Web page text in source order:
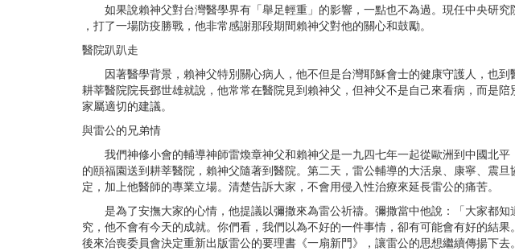
如果說賴神父對台灣醫學界有「舉足輕重」的影響，一點也不為過。現任中央研究
，打了一場防疫勝戰，他非常感謝那段期間賴神父對他的關心和鼓勵。
醫院趴趴走
因著醫學背景，賴神父特別關心病人，他不但是台灣耶穌會士的健康守護人，也到
耕莘醫院院長鄧世雄就說，他常常在醫院見到賴神父，但神父不是自己來看病，而是
家屬適切的建議。
與雷公的兄弟情
我們神修小會的輔導神師雷煥章神父和賴神父是一九四七年一起從歐洲到中國北
的頤福園送到耕莘醫院，賴神父隨著到醫院。第二天，雷公輔導的大活泉、康寧、震
定，加上他醫師的專業立場。清楚告訴大家，不會用侵入性治療來延長雷公的痛苦。
是為了安撫大家的心情，他提議以彌撒來為雷公祈禱。彌撒當中他說：「大家都
究，他不會有今天的成就。你們看，我們以為不好的一件事情，卻有可能會有好的結
後來治喪委員會決定重新出版雷公的要理書《一扇新門》，讓雷公的思想繼續傳揚下去。